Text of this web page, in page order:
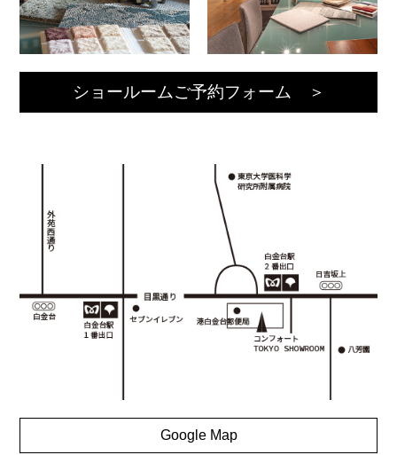
ショールームご予約フォーム ＞
Google Map